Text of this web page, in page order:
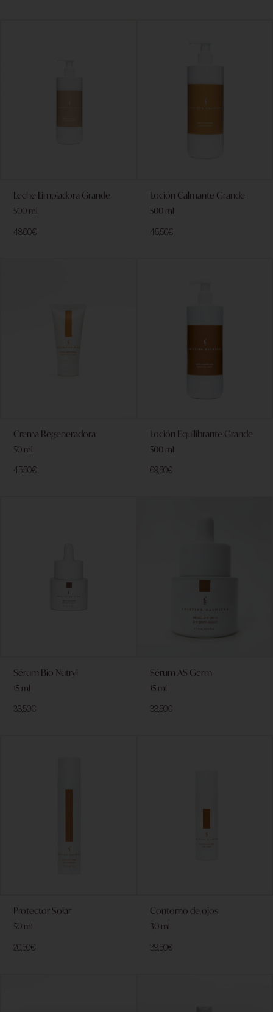
Leche Limpiadora Grande
500 ml
48,00€
Loción Calmante Grande
500 ml
45,50€
Crema Regeneradora
50 ml
45,50€
Loción Equilibrante Grande
500 ml
69,50€
Sérum Bio Nutryl
15 ml
33,50€
Sérum AS Germ
15 ml
33,50€
Protector Solar
50 ml
20,50€
Contorno de ojos
30 ml
39,50€